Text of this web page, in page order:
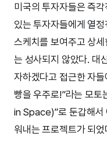
미국의 투자자들은 즉
있는 투자자들에게 열
스케치를 보여주고 상
는 성사되지 않았다. 대
자하겠다고 접근한 자
빵을 우주로!”라는 모
in Space)”로 둔갑해서
워내는 프로젝트가 되었